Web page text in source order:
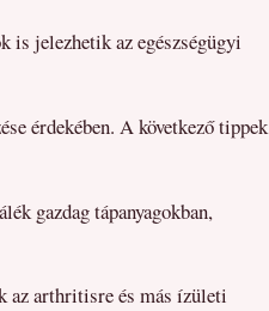
is jelezhetik az egészségügyi
érdekében. A következő tippek
gazdag tápanyagokban,
az arthritisre és más ízületi